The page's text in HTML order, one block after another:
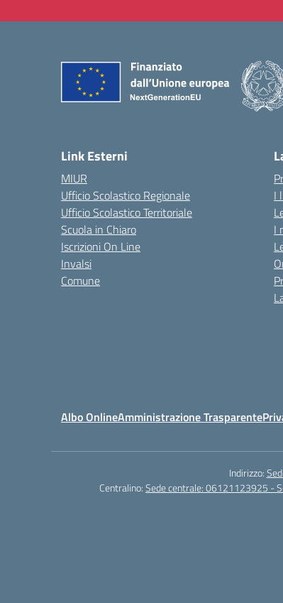
Link Esterni
MIUR
Ufficio Scolastico Regionale
Ufficio Scolastico Territoriale
Scuola in Chiaro
Iscrizioni On Line
Invalsi
Comune
I
I
Albo OnlineAmministrazione Trasparente
Indirizzo:
Centralino:Sede centrale: 06121123925 -